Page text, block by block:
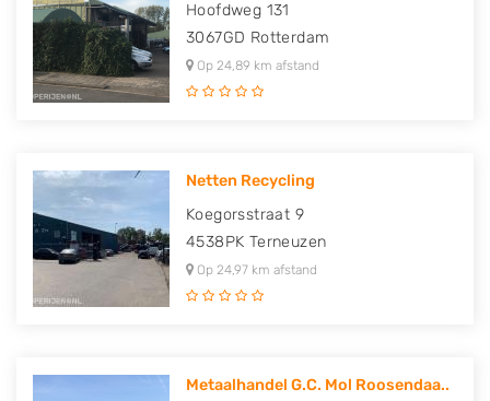
Hoofdweg 131
3067GD Rotterdam
Op 24,89 km afstand
Netten Recycling
Koegorsstraat 9
4538PK Terneuzen
Op 24,97 km afstand
Metaalhandel G.C. Mol Roosendaa..